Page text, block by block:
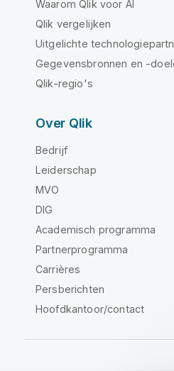
Waarom Qlik voor AI
Qlik vergelijken
Uitgelichte
Gegevensbronnen en -
Qlik-regio's
Over Qlik
Bedrijf
Leiderschap
MVO
DIG
Academisch programma
Partnerprogramma
Carrières
Persberichten
Hoofdkantoor/contact